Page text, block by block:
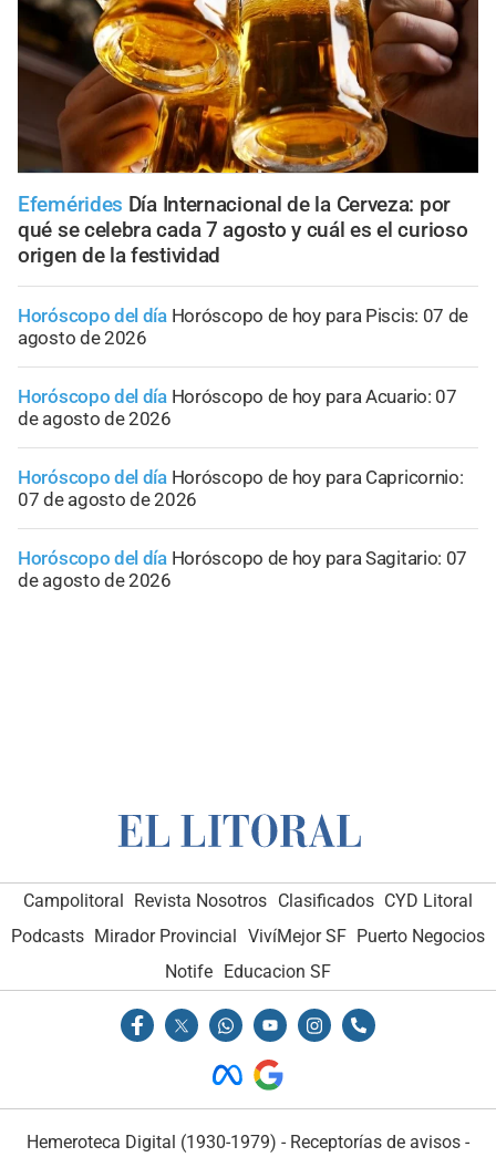
Efemérides Día Internacional de la Cerveza: por
qué se celebra cada 7 agosto y cuál es el curioso
origen de la festividad
Horóscopo del día Horóscopo de hoy para Piscis: 07 de
agosto de 2026
Horóscopo del día Horóscopo de hoy para Acuario: 07
de agosto de 2026
Horóscopo del día Horóscopo de hoy para Capricornio:
07 de agosto de 2026
Horóscopo del día Horóscopo de hoy para Sagitario: 07
de agosto de 2026
Campolitoral Revista Nosotros Clasificados CYD Litoral
Podcasts Mirador Provincial VivíMejor SF Puerto Negocios
Notife Educacion SF
Hemeroteca Digital (1930-1979) - Receptorías de avisos -